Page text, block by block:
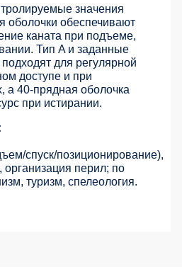
значения
оболочки обеспечивают
каната при подъеме,
Тип A и заданные
для регулярной
доступе и при
а 40-прядная оболочка
при истирании.
спуск/позиционирование),
перил; по
туризм, спелеология.